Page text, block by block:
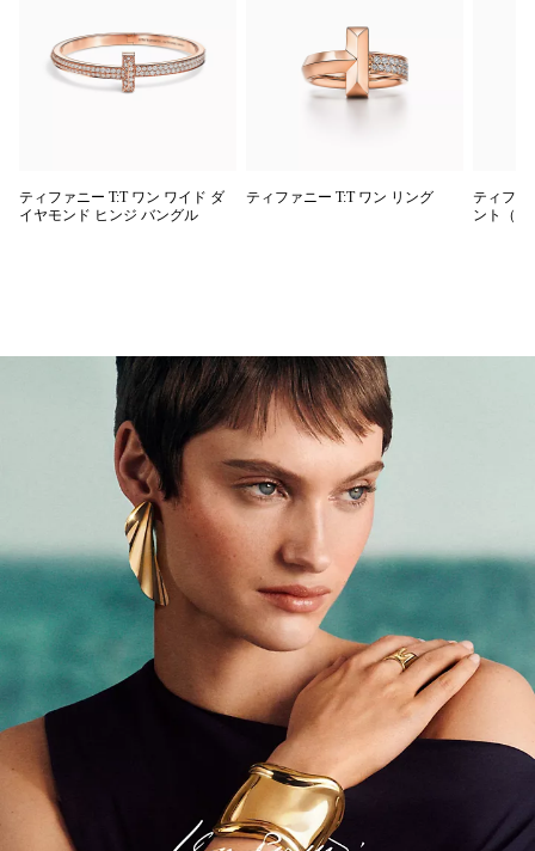
ティファニー T:T ワン ワイド ダ
イヤモンド ヒンジ バングル
ティファニー T:T ワン リング
ティファ
ント（ス